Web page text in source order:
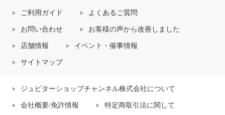
ご利用ガイド よくあるご質問
お問い合わせ お客様の声から改善しました
店舗情報 イベント・催事情報
サイトマップ
ジュピターショップチャンネル株式会社について
会社概要/免許情報 特定商取引法に関して